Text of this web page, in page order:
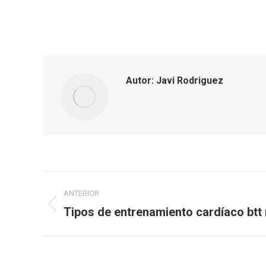
Autor: Javi Rodriguez
Navegación
entre
ANTERIOR
Publicación
Tipos de entrenamiento cardíaco btt